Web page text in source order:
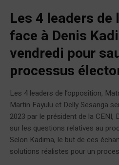
Les 4 leaders de
face à Denis
vendredi pour
processus
Les 4 leaders de l’opposition,
Martin Fayulu et Delly Sesanga
2023 par le président de la CENI,
sur les questions relatives au
Selon Kadima, le but de ces
solutions réalistes pour un